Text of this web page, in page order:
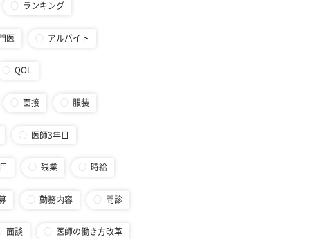
ランキング
医 アルバイト
QOL
面接 服装
医師3年目
残業 時給
勤務内容 問診
面談 医師の働き方改革